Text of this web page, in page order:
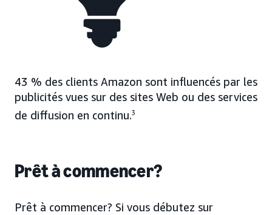
43 % des clients Amazon sont influencés par les
publicités vues sur des sites Web ou des services
de diffusion en continu.3
Prêt à commencer?
Prêt à commencer? Si vous débutez sur